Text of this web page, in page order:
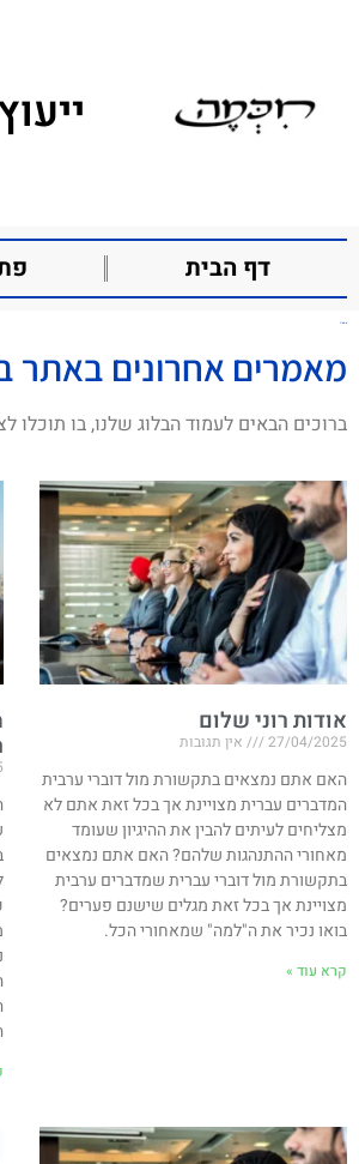
דף הבית
א-צעיד
מאמרים אחרונים באתר
ברוכים הבאים לעמוד הבלוג שלנו, בו
אודות רוני שלום
27/04/2025 אין תגובות
האם אתם נמצאים בתקשורת מול דוברי ערבית
המדברים עברית מצויינת אך בכל זאת אתם לא
מצליחים לעיתים להבין את ההיגיון שעומד
מאחורי ההתנהגות שלהם? האם אתם נמצאים
בתקשורת מול דוברי עברית שמדברים ערבית
מצויינת אך בכל זאת מגלים שישנם פערים?
בואו נכיר את ה"למה" שמאחורי הכל.
קרא עוד »